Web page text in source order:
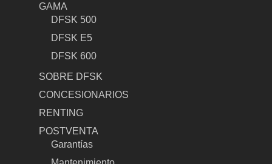
GAMA
DFSK 500
DFSK E5
DFSK 600
SOBRE DFSK
CONCESIONARIOS
RENTING
POSTVENTA
Garantías